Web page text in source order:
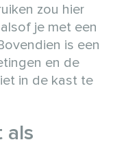
zou hier
je met een
is een
en de
in de kast te
als